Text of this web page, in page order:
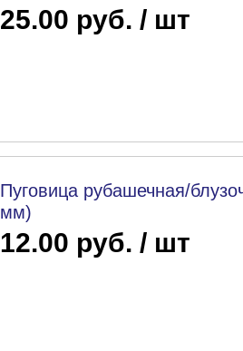
25.00 руб. / шт
Пуговица рубашечная/
мм)
12.00 руб. / шт